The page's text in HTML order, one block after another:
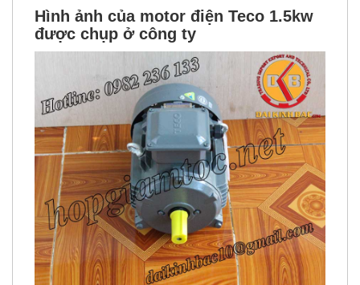
Hình ảnh của motor điện Teco 1.5kw
được chụp ở công ty